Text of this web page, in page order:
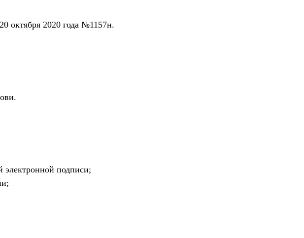
октября 2020 года №1157н.
электронной подписи;